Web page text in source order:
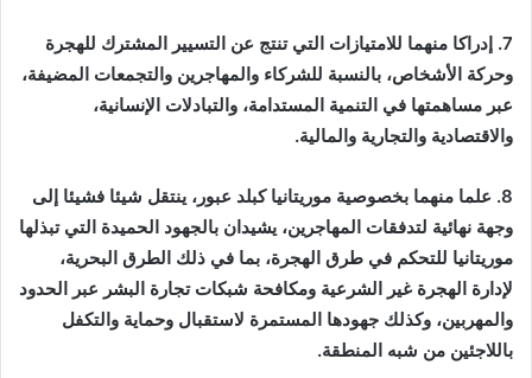
7. إدراكا منهما للامتيازات التي تنتج عن التسيير المشترك للهجرة
وحركة الأشخاص، بالنسبة للشركاء والمهاجرين والتجمعات المضيفة،
عبر مساهمتها في التنمية المستدامة، والتبادلات الإنسانية،
والاقتصادية والتجارية والمالية.
8. علما منهما بخصوصية موريتانيا كبلد عبور، ينتقل شيئا فشيئا إلى
وجهة نهائية لتدفقات المهاجرين، يشيدان بالجهود الحميدة التي تبذلها
موريتانيا للتحكم في طرق الهجرة، بما في ذلك الطرق البحرية،
لإدارة الهجرة غير الشرعية ومكافحة شبكات تجارة البشر عبر الحدود
والمهربين، وكذلك جهودها المستمرة لاستقبال وحماية والتكفل
باللاجئين من شبه المنطقة.